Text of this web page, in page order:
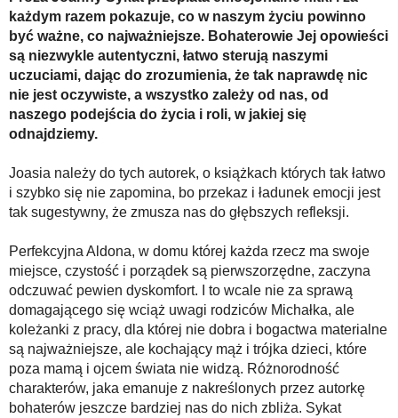
Na wesoło
Hobby i pasje
Żyj aktywnie
60plus - najcenniejsi klienci
Dobra opieka
Warto naśladować
Coś dla ducha
O finansach i społeczeństwie - edukacja nie tylko dla 60plus
Ciekawe książki
Stop samotności
Z internetem za pan brat
Bezpiecznie i w zgodzie z prawem
każdym razem pokazuje, co w naszym życiu powinno
być ważne, co najważniejsze. Bohaterowie Jej opowieści
są niezwykle autentyczni, łatwo sterują naszymi
uczuciami, dając do zrozumienia, że tak naprawdę nic
nie jest oczywiste, a wszystko zależy od nas, od
naszego podejścia do życia i roli, w jakiej się
odnajdziemy.
Joasia należy do tych autorek, o książkach których tak łatwo
i szybko się nie zapomina, bo przekaz i ładunek emocji jest
tak sugestywny, że zmusza nas do głębszych refleksji.
Perfekcyjna Aldona, w domu której każda rzecz ma swoje
miejsce, czystość i porządek są pierwszorzędne, zaczyna
odczuwać pewien dyskomfort. I to wcale nie za sprawą
domagającego się wciąż uwagi rodziców Michałka, ale
koleżanki z pracy, dla której nie dobra i bogactwa materialne
są najważniejsze, ale kochający mąż i trójka dzieci, które
poza mamą i ojcem świata nie widzą. Różnorodność
charakterów, jaka emanuje z nakreślonych przez autorkę
bohaterów jeszcze bardziej nas do nich zbliża. Sykat